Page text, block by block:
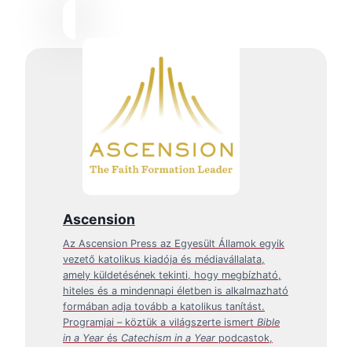
Ascension
Az Ascension Press az Egyesült Államok egyik
vezető katolikus kiadója és médiavállalata,
amely küldetésének tekinti, hogy megbízható,
hiteles és a mindennapi életben is alkalmazható
formában adja tovább a katolikus tanítást.
Programjai – köztük a világszerte ismert Bible
in a Year és Catechism in a Year podcastok,